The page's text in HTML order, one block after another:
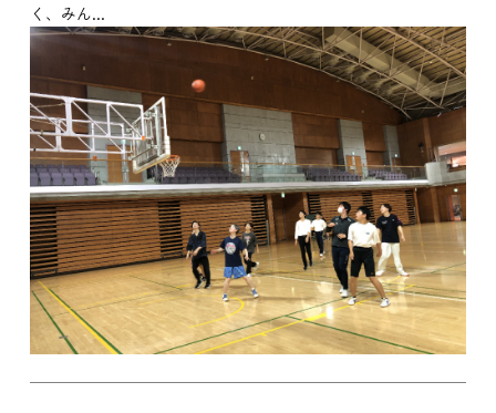
く、みん...